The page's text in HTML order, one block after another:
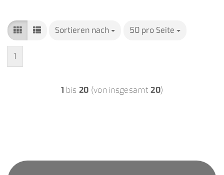
Sortieren nach
Sortieren nach 50 pro Seite
pro Seite
1
1 bis 20 (von insgesamt20)